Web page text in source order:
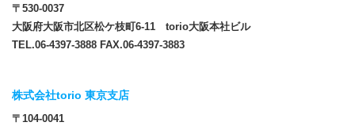
〒530-0037
大阪府大阪市北区松ケ枝町6-11 torio大阪本社ビル
TEL.06-4397-3888 FAX.06-4397-3883
株式会社torio 東京支店
〒104-0041